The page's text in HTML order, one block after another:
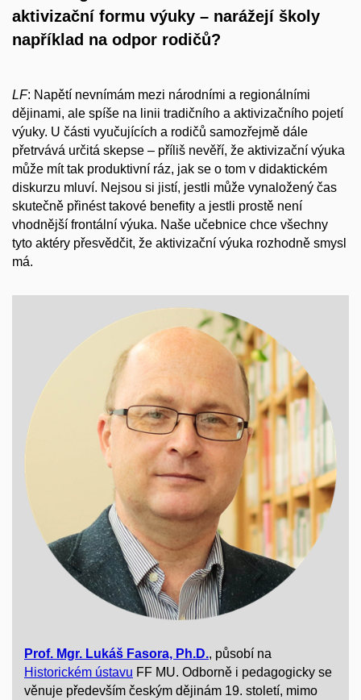
aktivizační formu výuky – narážejí školy
například na odpor rodičů?
LF: Napětí nevnímám mezi národními a regionálními
dějinami, ale spíše na linii tradičního a aktivizačního pojetí
výuky. U části vyučujících a rodičů samozřejmě dále
přetrvává určitá skepse – příliš nevěří, že aktivizační výuka
může mít tak produktivní ráz, jak se o tom v didaktickém
diskurzu mluví. Nejsou si jistí, jestli může vynaložený čas
skutečně přinést takové benefity a jestli prostě není
vhodnější frontální výuka. Naše učebnice chce všechny
tyto aktéry přesvědčit, že aktivizační výuka rozhodně smysl
má.
Prof. Mgr. Lukáš Fasora, Ph.D., působí na
Historickém ústavu FF MU. Odborně i pedagogicky se
věnuje především českým dějinám 19. století, mimo